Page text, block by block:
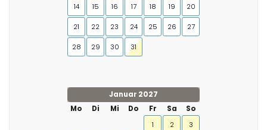
14 15 16 17 18 19 20
21 22 23 24 25 26 27
28 29 30 31
Januar 2027
Mo
Di Mi Do Fr Sa
So
1
2 3